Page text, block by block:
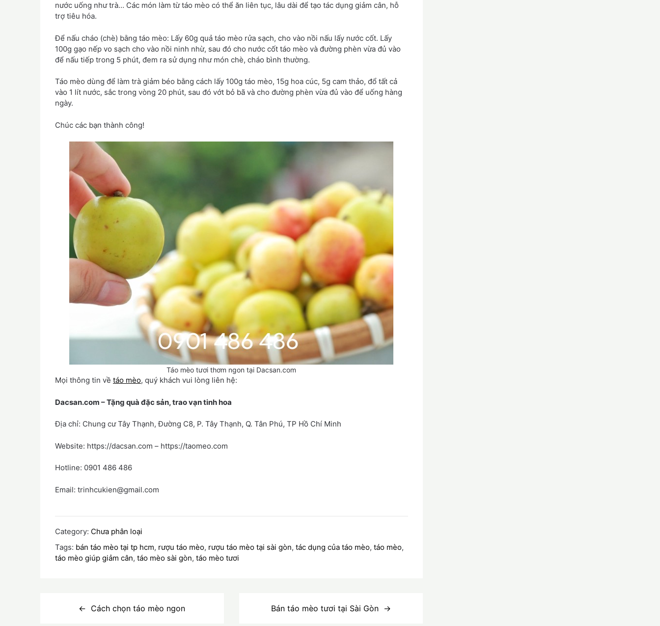
nước uống như trà… Các món làm từ táo mèo có thể ăn liên tục, lâu dài để tạo tác dụng giảm cân, hỗ
trợ tiêu hóa.
Để nấu cháo (chè) bằng táo mèo: Lấy 60g quả táo mèo rửa sạch, cho vào nồi nấu lấy nước cốt. Lấy
100g gạo nếp vo sạch cho vào nồi ninh nhừ, sau đó cho nước cốt táo mèo và đường phèn vừa đủ vào
để nấu tiếp trong 5 phút, đem ra sử dụng như món chè, cháo bình thường.
Táo mèo dùng để làm trà giảm béo bằng cách lấy 100g táo mèo, 15g hoa cúc, 5g cam thảo, đổ tất cả
vào 1 lít nước, sắc trong vòng 20 phút, sau đó vớt bỏ bã và cho đường phèn vừa đủ vào để uống hàng
ngày.
Chúc các bạn thành công!
Táo mèo tươi thơm ngon tại Dacsan.com
Mọi thông tin về táo mèo, quý khách vui lòng liên hệ:
Dacsan.com – Tặng quà đặc sản, trao vạn tinh hoa
Địa chỉ: Chung cư Tây Thạnh, Đường C8, P. Tây Thạnh, Q. Tân Phú, TP Hồ Chí Minh
Website: https://dacsan.com – https://taomeo.com
Hotline: 0901 486 486
Email: trinhcukien@gmail.com
Category: Chưa phân loại
Tags: bán táo mèo tại tp hcm, rượu táo mèo, rượu táo mèo tại sài gòn, tác dụng của táo mèo, táo mèo,
táo mèo giúp giảm cân, táo mèo sài gòn, táo mèo tươi
Cách chọn táo mèo ngon Bán táo mèo tươi tại Sài Gòn